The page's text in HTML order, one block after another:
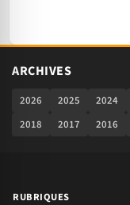
ARCHIVES
2026 2025 2024
2018
2017 2016
RUBRIQUES